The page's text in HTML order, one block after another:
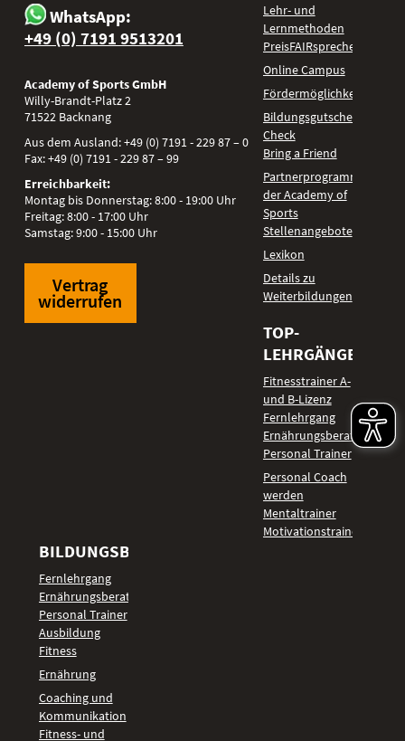
WhatsApp:
+49 (0) 7191 9513201
Academy of Sports GmbH
Willy-Brandt-Platz 2
71522 Backnang
Aus dem Ausland:+49 (0) 7191 - 229 87 – 0
Fax:+49 (0) 7191 - 229 87 – 99
Erreichbarkeit:
Montag bis Donnerstag: 8:00 - 19:00 Uhr
Freitag: 8:00 - 17:00 Uhr
Samstag: 9:00 - 15:00 Uhr
Vertrag
widerrufen
Lehr- und
Lernmethoden
PreisFAIRsprechen
Online Campus
Fördermöglichkeiten
Bildungsgutschein
Check
Bring a Friend
Partnerprogramm
der Academy of
Sports
Stellenangebote
Lexikon
Details zu
Weiterbildungen
TOP-
LEHRGÄNGE
Fitnesstrainer A-
und B-Lizenz
Fernlehrgang
Ernährungsberater
Personal Trainer
Personal Coach
werden
Mentaltrainer
Motivationstrainer
BILDUNGSBEREICHE
Fernlehrgang
Ernährungsberater
Personal Trainer
Ausbildung
Fitness
Ernährung
Coaching und
Kommunikation
Fitness- und